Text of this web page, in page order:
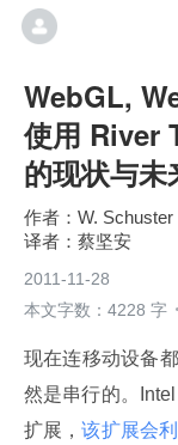
WebGL,
使用 River
的现状与未
W. Schuster
蔡坚安
2011-11-28
本文字数：4228 字
现在连移动设备
然是串行的。
扩展，该扩展会